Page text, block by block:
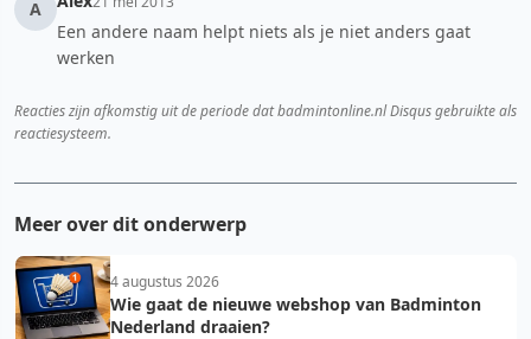
A
Een andere naam helpt niets als je niet anders gaat
werken
Reacties zijn afkomstig uit de periode dat badmintonline.nl Disqus gebruikte als
reactiesysteem.
Meer over dit onderwerp
4 augustus 2026
Wie gaat de nieuwe webshop van Badminton
Nederland draaien?